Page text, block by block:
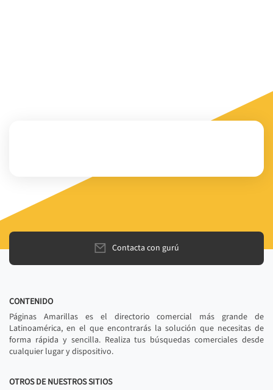
Contacta con gurú
CONTENIDO
Páginas Amarillas es el directorio comercial más grande de
Latinoamérica, en el que encontrarás la solución que necesitas de
forma rápida y sencilla. Realiza tus búsquedas comerciales desde
cualquier lugar y dispositivo.
OTROS DE NUESTROS SITIOS